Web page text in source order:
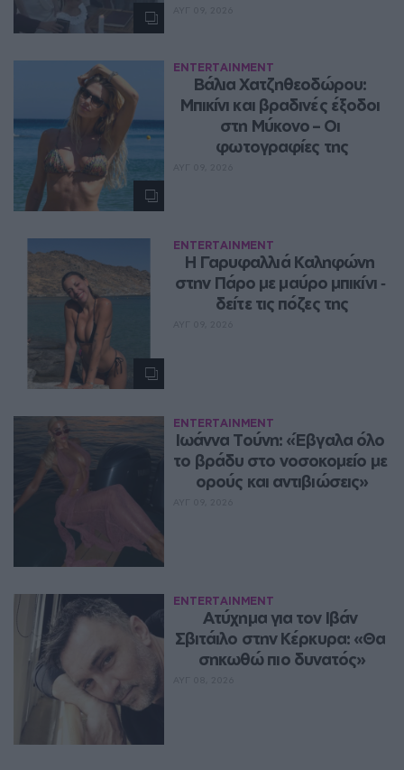
ENTERTAINMENT
Βάλια Χατζηθεοδώρου:
Μπικίνι και βραδινές έξοδοι
στη Μύκονο – Οι
φωτογραφίες της
ENTERTAINMENT
Η Γαρυφαλλιά Καληφώνη
στην Πάρο με μαύρο μπικίνι ‑
δείτε τις πόζες της
ENTERTAINMENT
Ιωάννα Τούνη: «Έβγαλα όλο
το βράδυ στο νοσοκομείο με
ορούς και αντιβιώσεις»
ENTERTAINMENT
Ατύχημα για τον Ιβάν
Σβιτάιλο στην Κέρκυρα: «Θα
σηκωθώ πιο δυνατός»